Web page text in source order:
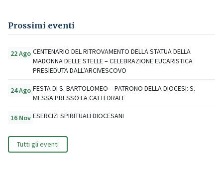
Prossimi eventi
22 Ago CENTENARIO DEL RITROVAMENTO DELLA STATUA DELLA
MADONNA DELLE STELLE – CELEBRAZIONE EUCARISTICA
PRESIEDUTA DALL’ARCIVESCOVO
24 Ago FESTA DI S. BARTOLOMEO – PATRONO DELLA DIOCESI: S.
MESSA PRESSO LA CATTEDRALE
16 Nov ESERCIZI SPIRITUALI DIOCESANI
Tutti gli eventi